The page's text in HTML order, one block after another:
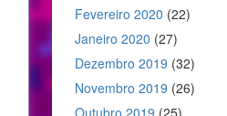
Fevereiro 2020 (22)
Janeiro 2020 (27)
Dezembro 2019 (32)
Novembro 2019 (26)